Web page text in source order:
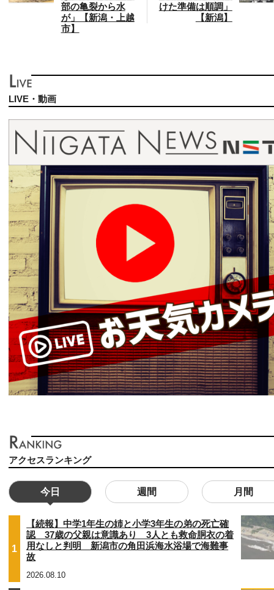
部の亀裂から水
が」【新潟・上越
市】
けた準備は順調」
【新潟】
LIVE・動画
アクセスランキング
今日 週間 月間
1
【続報】中学1年生の姉と小学3年生の弟の死亡確
認 37歳の父親は意識あり 3人とも救命胴衣の着
用なしと判明 新潟市の角田浜海水浴場で海難事
故
2026.08.10